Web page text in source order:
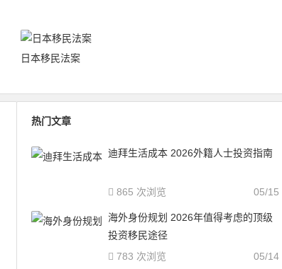
日本移民法案
热门文章
迪拜生活成本 2026外籍人士投资指南
05/15
865 次浏览
海外身份规划 2026年值得考虑的顶级
投资移民途径
05/14
783 次浏览